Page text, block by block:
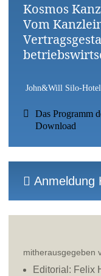
Kosmos
Vom
John&Will Silo-
Das Programm
Download
Anmeldung
mitherausgegeben
Editorial: Felix